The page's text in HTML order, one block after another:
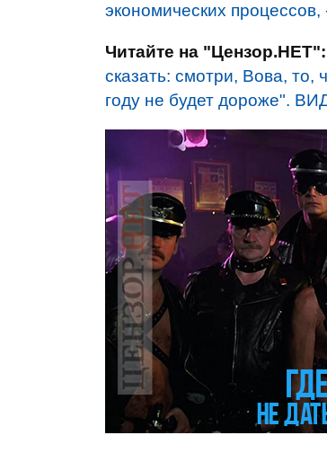
экономических
Читайте на "Цензор.НЕТ":
сказать: смотри, Вова, то,
году не будет дороже".